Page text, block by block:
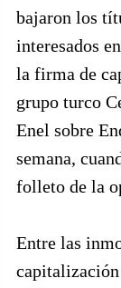
bajaron los
interesados
la firma de
grupo turco
Enel sobre
semana,
folleto de la
Entre las